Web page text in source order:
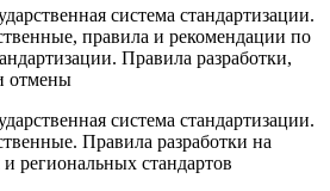
система стандартизации.
правила и рекомендации по
Правила разработки,
отмены
система стандартизации.
Правила разработки на
региональных стандартов